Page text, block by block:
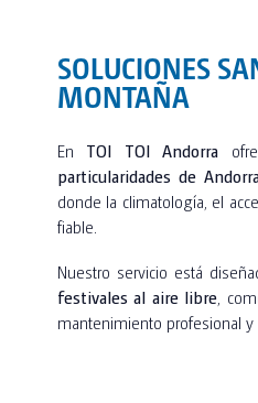
SOLUCIONES
MONTAÑA
En TOI TOI Andorra
particularidades de
donde la climatología, el
fiable.
Nuestro servicio está
festivales al aire libre ,
mantenimiento profesional y